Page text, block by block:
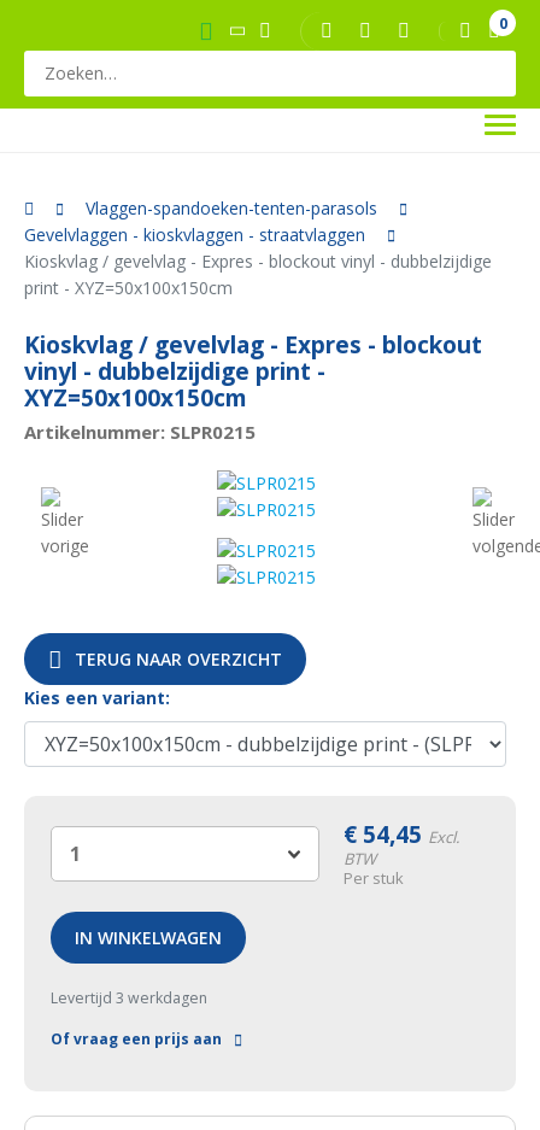
0
Vlaggen-spandoeken-tenten-parasols
Gevelvlaggen - kioskvlaggen - straatvlaggen
Kioskvlag / gevelvlag - Expres - blockout vinyl - dubbelzijdige
print - XYZ=50x100x150cm
Kioskvlag / gevelvlag - Expres - blockout
vinyl - dubbelzijdige print -
XYZ=50x100x150cm
Artikelnummer: SLPR0215
TERUG NAAR OVERZICHT
Kies een variant:
€ 54,45 Excl.
BTW
Per stuk
IN WINKELWAGEN
Levertijd 3 werkdagen
Of vraag een prijs aan